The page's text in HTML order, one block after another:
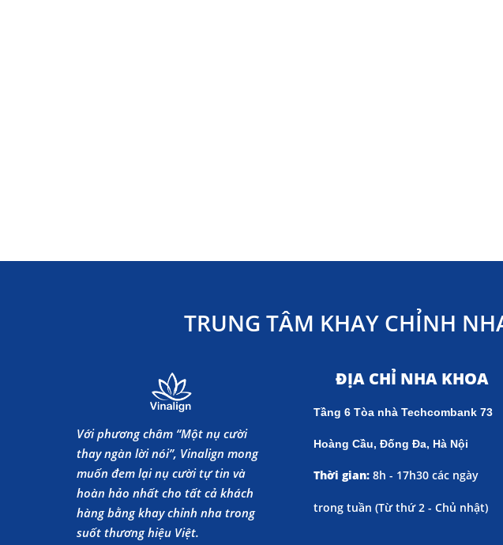
TRUNG TÂM KHAY CHỈNH
Với phương châm “Một nụ cười
thay ngàn lời nói”, Vinalign mong
muốn đem lại nụ cười tự tin và
hoàn hảo nhất cho tất cả khách
hàng bằng khay chỉnh nha trong
suốt thương hiệu Việt.
ĐỊA CHỈ NHA KHOA
Tầng 6 Tòa nhà Techcombank 73
Hoàng Cầu, Đống Đa, Hà Nội
Thời gian: 8h - 17h30 các ngày
trong tuần (Từ thứ 2 - Chủ nhật)